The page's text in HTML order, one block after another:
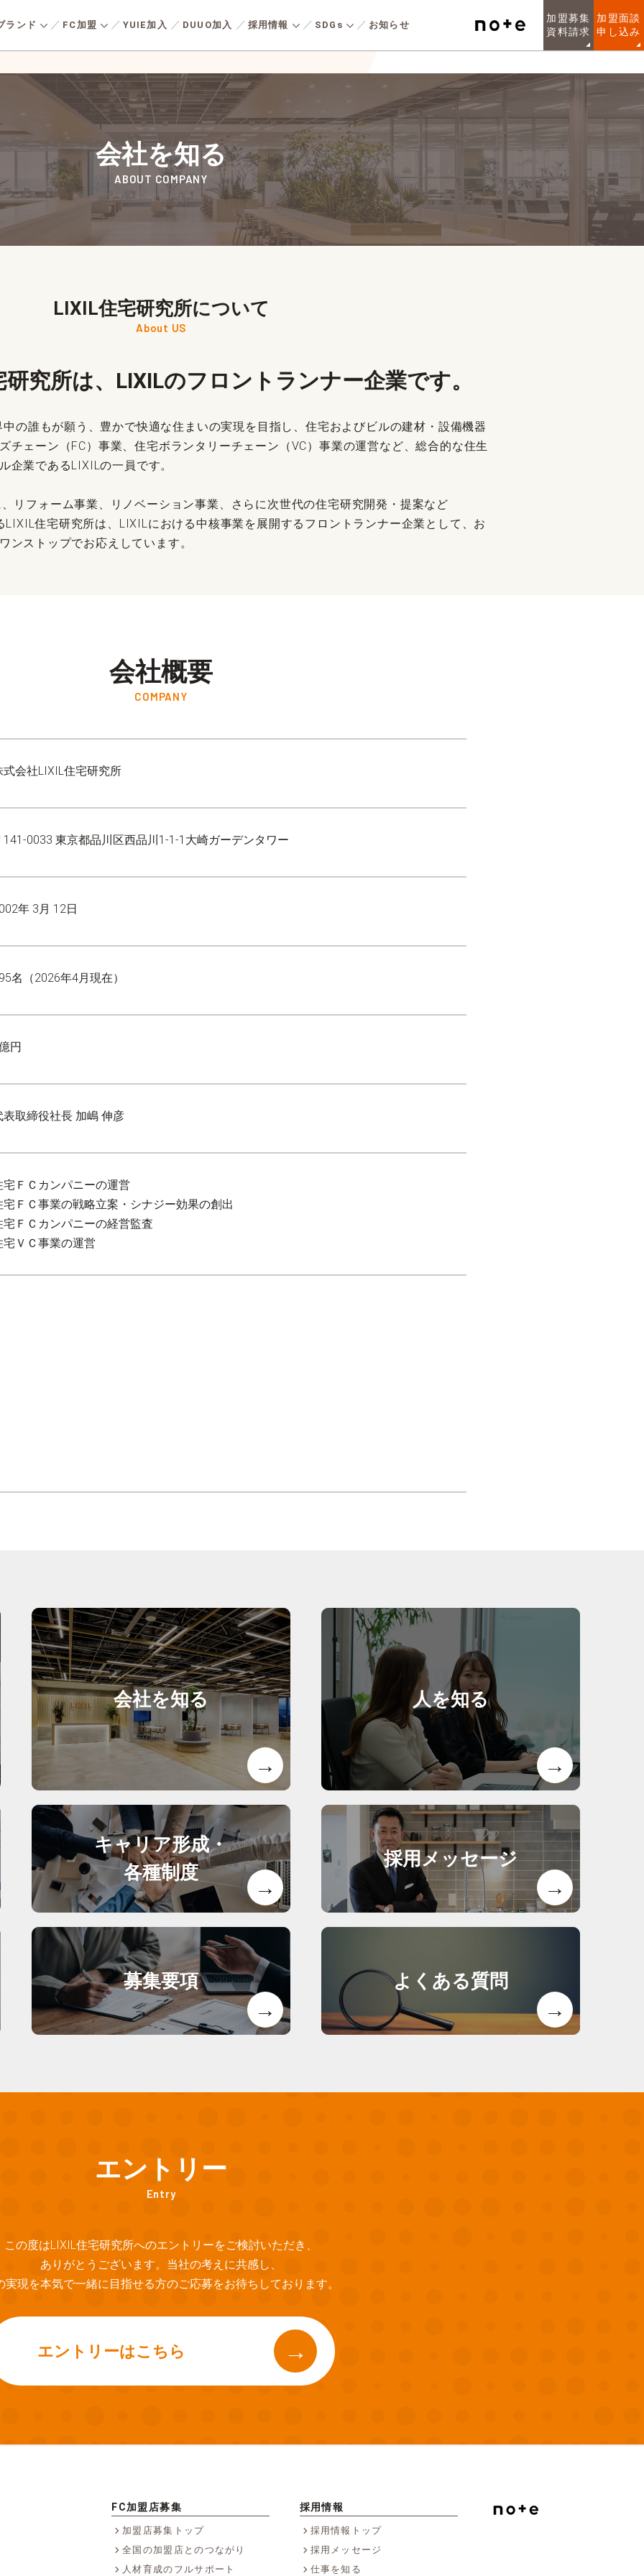
TOP MESSAGE
トップメッセージ
PURPOSE
存在意義
LARGE WOOD
建物への取組み
ランド
性能と
エネル
住ま
。
ツーバイシックス工法により
高気密・高断熱で地震に強い
建物をベースに、海外デザイ
ン・アメリカンライフに憧れ
を持ち、“好き”を⼤切にして
いる⼈に向けた住まいづくり
を提供しています。
多様化するお客様のニーズに
応える新しい規格住宅シリー
ズです。こだわりの強いお客
様に向けた、「10人に1人が
好む」コンセプトで設計され
たデザイン規格住宅を提供し
ています。
LIXILの総合力を活かしたリノ
ベー ション提案を簡単に実現
する “リノベ のレシピ”でデザ
インと高性能断熱 に、AI画像
生成技術を融合。 中古住 宅
を賢く再生し、理想の暮らし
を叶え る戸建てリノベーショ
ンブランドです。
FC加盟
全国の加盟店との
つながり
人材育成の
フルサポート
実績規模
内容一覧 加盟店の声
トまでの流れ よくある質問
YUIE加入 DUUO加入 採用情報
会社を知る
メッセージ キャリア形成・各種制度
LIXIL住宅研究所 働く環境
集要項 よくある質問
エントリー
SDGs
事業活動の基盤 健康経営宣言
言
お知らせ
加盟募集
資料請求
加盟面談
申し込み
会社を知る
ABOUT COMPANY
LIXIL住宅研究所について
About US
究所は、 LIXILのフロントランナー企業です。
の誰もが願う、豊かで快適な住まいの実現を目指し、住宅およびビルの建材・設備機器
チェーン（FC）事業、住宅ボランタリーチェーン（VC）事業の運営など、総合的な住生
企業であるLIXILの一員です。
リフォーム事業、リノベーション事業、さらに次世代の住宅研究開発・提案など
住宅研究所は、LIXILにおける中核事業を展開するフロントランナー企業として、お
ンストップでお応えしています。
会社概要
COMPANY
式会社LIXIL住宅研究所
141-0033 東京都品川区西品川1-1-1大崎ガーデンタワー
年 3月 12日
名（2026年4月現在）
円
表取締役社長 加嶋 伸彦
宅ＦＣカンパニーの運営
宅ＦＣ事業の戦略立案・シナジー効果の創出
宅ＦＣカンパニーの経営監査
宅ＶＣ事業の運営
会社を知る 人を知る
キャリア形成・
各種制度
採用メッセージ
募集要項 よくある質問
エントリー
Entry
この度はLIXIL住宅研究所へのエントリーをご検討いただき、
ありがとうございます。当社の考えに共感し、
実現を本気で一緒に目指せる方のご応募をお待ちしております。
エントリーはこちら
FC加盟店募集
加盟店募集トップ
全国の加盟店とのつながり
人材育成のフルサポート
採用情報
採用情報トップ
採用メッセージ
仕事を知る